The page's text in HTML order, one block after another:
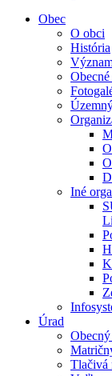
Obec
O obci
História
Iné
Úrad
Obecný
Tlačivá